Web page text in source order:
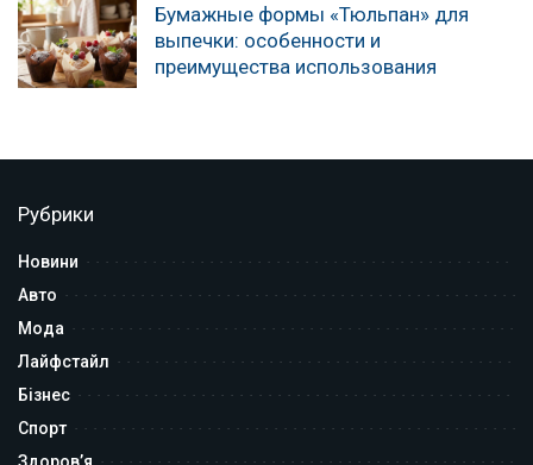
Бумажные формы «Тюльпан» для
выпечки: особенности и
преимущества использования
Рубрики
Новини
Авто
Мода
Лайфстайл
Бізнес
Спорт
Здоров’я